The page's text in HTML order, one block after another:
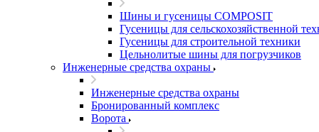
Шины и гусеницы COMPOSIT
Гусеницы для сельскохозяйственной
Гусеницы для строительной техники
Цельнолитые шины для погрузчиков
Инженерные средства охраны
Инженерные средства охраны
Бронированный комплекс
Ворота